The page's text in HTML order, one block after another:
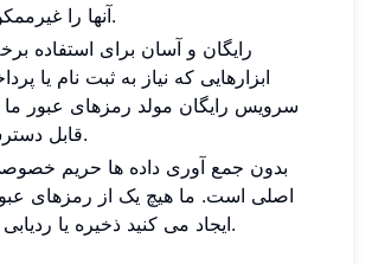
آنها را غیرممکن می کند.
رایگان و آسان برای استفاده
ابزارهایی که نیاز به ثبت نام یا
سرویس رایگان مولد رمزهای عبور ما
قابل دسترسی است.
بدون جمع آوری داده ها حریم
اصلی است. ما هیچ یک از رمزهای
ایجاد می کنید ذخیره یا ردیابی نمی کنیم.